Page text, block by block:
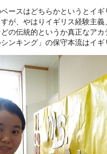
ースはどちらかというとイ
が、やはりイギリス経験主
の伝統的というか真正なア
ンキング」の保守本流はイギ